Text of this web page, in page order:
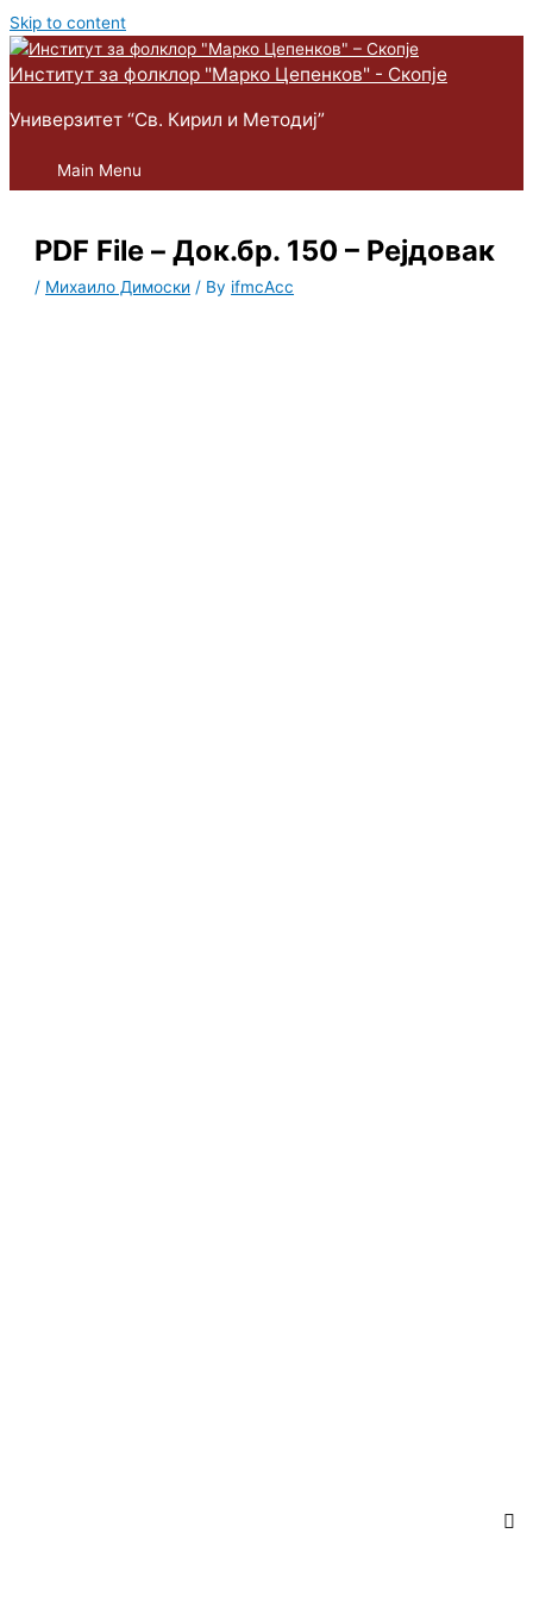
Skip to content
Институт за фолклор "Марко Цепенков" - Скопје
Универзитет “Св. Кирил и Методиј”
Main Menu
PDF File – Док.бр. 150 – Рејдовак
/ Михаило Димоски / By ifmcAcc